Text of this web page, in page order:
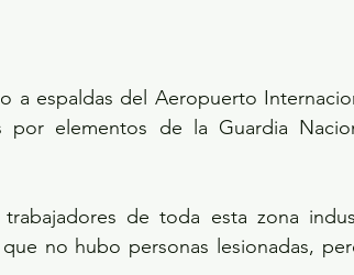
a espaldas del Aeropuerto
por elementos de la Guardia
de toda esta zona
no hubo personas lesionadas,